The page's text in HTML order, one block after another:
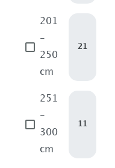
201
-
250
cm
21
251
-
300
cm
11